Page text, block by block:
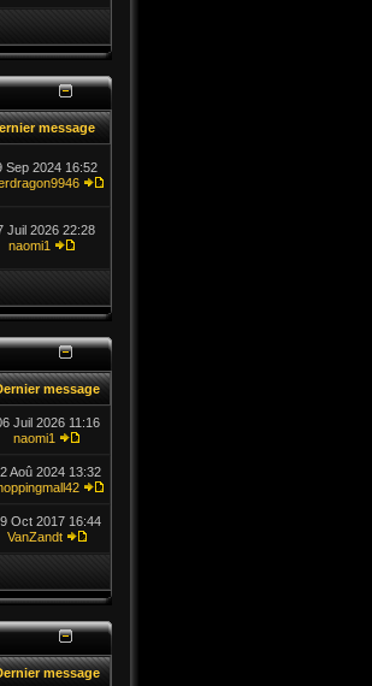
message
Sep 2024 16:52
Juil 2026 22:28
naomi1
message
Juil 2026 11:16
naomi1
Aoû 2024 13:32
Oct 2017 16:44
VanZandt
message